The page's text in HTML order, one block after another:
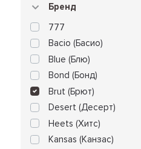
Бренд
777
Bacio (Басио)
Blue (Блю)
Bond (Бонд)
Brut (Брют)
Desert (Десерт)
Heets (Хитс)
Kansas (Канзас)